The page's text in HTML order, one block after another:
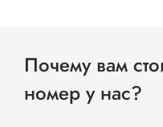
Почему вам
номер у нас?